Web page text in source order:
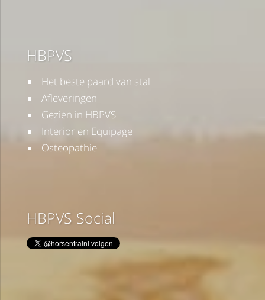
HBPVS
Het beste paard van stal
Afleveringen
Gezien in HBPVS
Interior en Equipage
Osteopathie
HBPVS Social